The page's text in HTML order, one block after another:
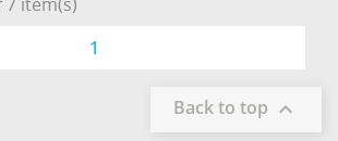
1
Back to top 